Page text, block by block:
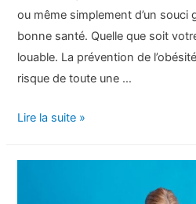
ou même simplement d’un souci
bonne santé. Quelle que soit
louable. La prévention de
risque de toute une …
Prévention
l’obésité
Lire la suite »